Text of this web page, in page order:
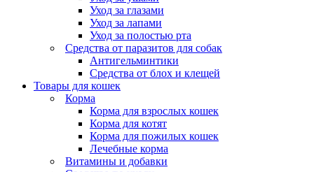
Уход за глазами
Уход за лапами
Уход за полостью рта
Средства от паразитов для собак
Антигельминтики
Средства от блох и клещей
Товары для кошек
Корма
Корма для взрослых кошек
Корма для котят
Корма для пожилых кошек
Лечебные корма
Витамины и добавки